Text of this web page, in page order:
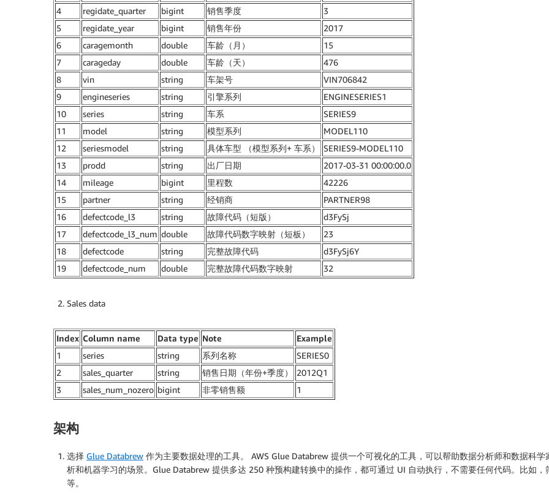
4
regidate_quarter bigint 销售季度
3
5
regidate_year bigint 销售年份
2017
6
caragemonth double 车龄（月）
15
7
carageday double 车龄（天）
476
8
vin string 车架号
VIN706842
9
engineseries string 引擎系列
ENGINESERIES1
10
series string 车系
SERIES9
11
model string 模型系列
MODEL110
12
seriesmodel string 具体车型 （模型系列+ 车系）
SERIES9-MODEL110
13
prodd string 出厂日期
2017-03-31 00:00:00.0
14
mileage bigint 里程数
42226
15
partner string 经销商
PARTNER98
16
defectcode_l3 string 故障代码（短版）
d3FySj
17
defectcode_l3_num double 故障代码数字映射（短板）
23
18
defectcode string 完整故障代码
d3FySj6Y
19
defectcode_num double 完整故障代码数字映射 32
Sales data
Index Column name Data type Note
Example
1
series string 系列名称
SERIES0
2
sales_quarter string 销售日期（年份+季度）
2012Q1
3
sales_num_nozero bigint 非零销售额 1
架构
选择 Glue Databrew 作为主要数据处理的工具。 AWS Glue Databrew 提供一个可视化的工具，可以帮助数据分析师和数据科
析和机器学习的场景。Glue Databrew 提供多达 250 种预构建转换中的操作，都可通过 UI 自动执行，不需要任何代码。比如
等。